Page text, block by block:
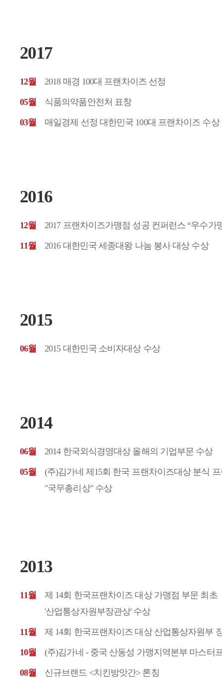
2017
12월 2018 매경 100대 프랜차이즈 선정
05월 식품의약품안전처 표창
03월 매일경제 선정 대한민국 100대 프랜차이즈 수상
2016
12월 2017 프랜차이즈가맹점 성공 컨퍼런스 “우수가
11월 2016 대한민국 세종대왕 나눔 봉사 대상 수상
2015
06월 2015 대한민국 소비자대상 수상
2014
06월 2014 한국외식경영대상 올해의 기업부문 수상
05월
(주)김가네 제15회 한국 프랜차이즈대상 분식
"국무총리상" 수상
2013
11월
제 14회 한국프랜차이즈 대상 가맹점 부문 최초
'산업통상자원부장관상' 수상
11월 제 14회 한국프랜차이즈 대상 산업통상자원부
10월 (주)김가네 - 중국 산동성 가맹지역본부 마스터
08월 신규브랜드 <치킨방앗간> 론칭